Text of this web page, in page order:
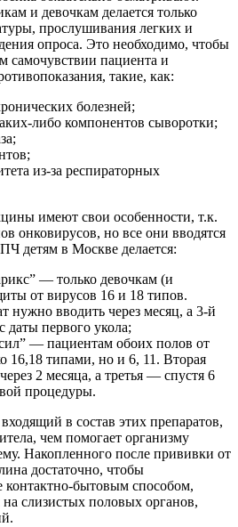
и девочкам делается только
прослушивания легких и
опроса. Это необходимо, чтобы
самочувствии пациента и
такие, как:
болезней;
либо компонентов сыворотки;
из-за респираторных
имеют свои особенности, т.к.
онковирусов, но все они вводятся
детям в Москве делается:
— только девочкам (и
от вирусов 16 и 18 типов.
нужно вводить через месяц, а 3-й
даты первого укола;
— пациентам обоих полов от
16,18 типами, но и 6, 11. Вторая
2 месяца, а третья — спустя 6
процедуры.
в состав этих препаратов,
чем помогает организму
Накопленного после прививки от
достаточно, чтобы
контактно-бытовым способом,
слизистых половых органов,